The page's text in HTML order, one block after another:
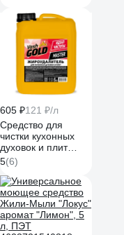
605 ₽121 ₽/л
Средство для
чистки кухонных
духовок и плит
VASH GOLD Master
5 л антижир 307055
5(6)